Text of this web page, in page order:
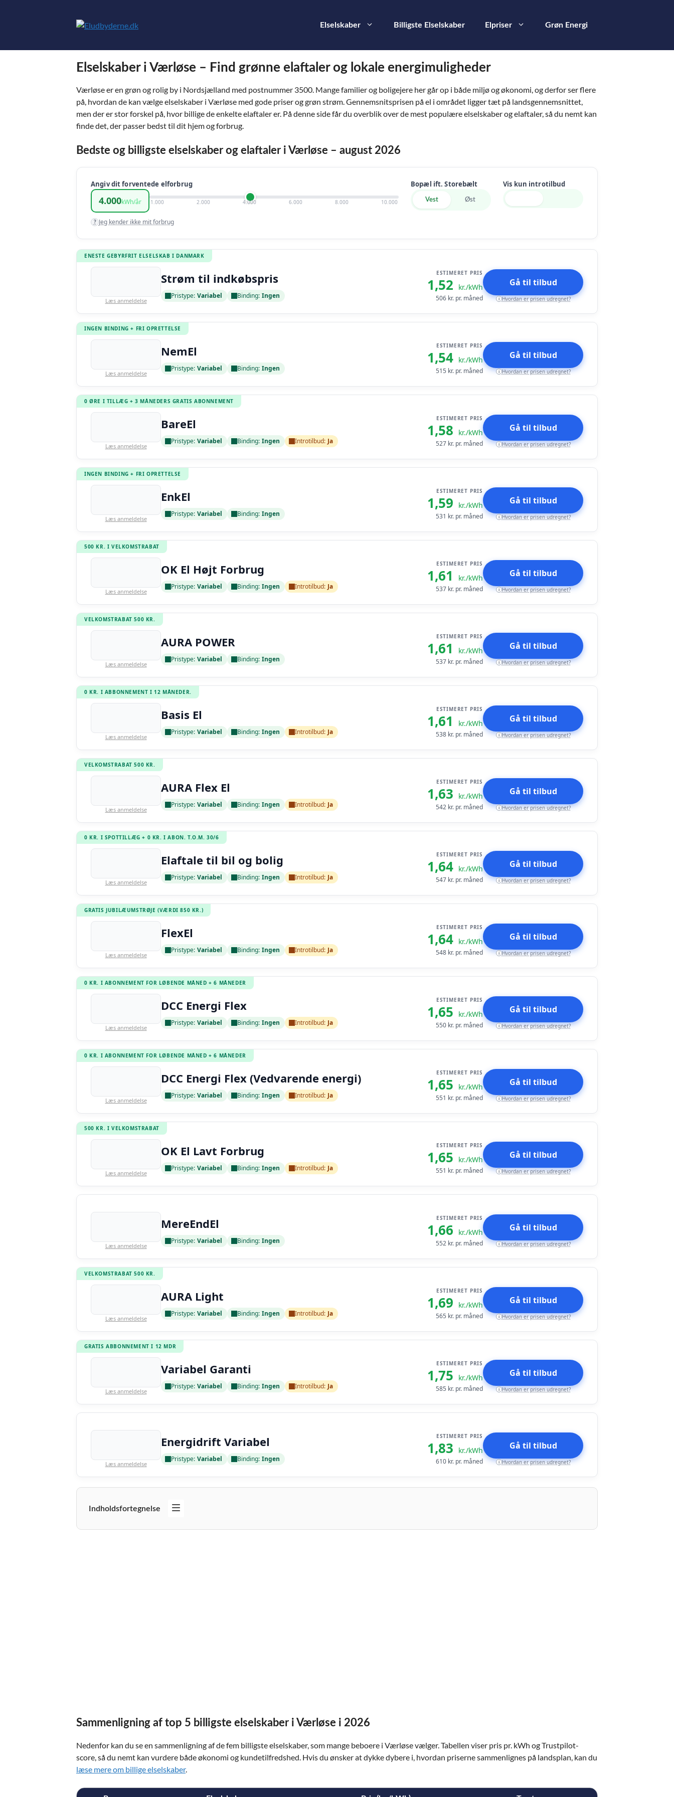
Elselskaber Billigste Elselskaber Elpriser Grøn Energi
Elselskaber i Værløse – Find grønne elaftaler og lokale energimuligheder
Værløse er en grøn og rolig by i Nordsjælland med postnummer 3500. Mange familier og boligejere her går op i både miljø og økonomi, og derfor ser flere
på, hvordan de kan vælge elselskaber i Værløse med gode priser og grøn strøm. Gennemsnitsprisen på el i området ligger tæt på landsgennemsnittet,
men der er stor forskel på, hvor billige de enkelte elaftaler er. På denne side får du overblik over de mest populære elselskaber og elaftaler, så du nemt kan
finde det, der passer bedst til dit hjem og forbrug.
Bedste og billigste elselskaber og elaftaler i Værløse – august 2026
Angiv dit forventede elforbrug
4.000kWh/år 1.000 2.000 4.000 6.000 8.000 10.000
? Jeg kender ikke mit forbrug
Bopæl ift. Storebælt
Vest Øst
Vis kun introtilbud
ENESTE GEBYRFRIT ELSELSKAB I DANMARK
Læs anmeldelse
Strøm til indkøbspris
Pristype: Variabel Binding: Ingen
ESTIMERET PRIS
1,52 kr./kWh
506 kr. pr. måned
Gå til tilbud
i Hvordan er prisen udregnet?
INGEN BINDING + FRI OPRETTELSE
Læs anmeldelse
NemEl
Pristype: Variabel Binding: Ingen
ESTIMERET PRIS
1,54 kr./kWh
515 kr. pr. måned
Gå til tilbud
i Hvordan er prisen udregnet?
0 ØRE I TILLÆG + 3 MÅNEDERS GRATIS ABONNEMENT
Læs anmeldelse
BareEl
Pristype: Variabel Binding: Ingen Introtilbud: Ja
ESTIMERET PRIS
1,58 kr./kWh
527 kr. pr. måned
Gå til tilbud
i Hvordan er prisen udregnet?
INGEN BINDING + FRI OPRETTELSE
Læs anmeldelse
EnkEl
Pristype: Variabel Binding: Ingen
ESTIMERET PRIS
1,59 kr./kWh
531 kr. pr. måned
Gå til tilbud
i Hvordan er prisen udregnet?
500 KR. I VELKOMSTRABAT
Læs anmeldelse
OK El Højt Forbrug
Pristype: Variabel Binding: Ingen Introtilbud: Ja
ESTIMERET PRIS
1,61 kr./kWh
537 kr. pr. måned
Gå til tilbud
i Hvordan er prisen udregnet?
VELKOMSTRABAT 500 KR.
Læs anmeldelse
AURA POWER
Pristype: Variabel Binding: Ingen
ESTIMERET PRIS
1,61 kr./kWh
537 kr. pr. måned
Gå til tilbud
i Hvordan er prisen udregnet?
0 KR. I ABBONNEMENT I 12 MÅNEDER.
Læs anmeldelse
Basis El
Pristype: Variabel Binding: Ingen Introtilbud: Ja
ESTIMERET PRIS
1,61 kr./kWh
538 kr. pr. måned
Gå til tilbud
i Hvordan er prisen udregnet?
VELKOMSTRABAT 500 KR.
Læs anmeldelse
AURA Flex El
Pristype: Variabel Binding: Ingen Introtilbud: Ja
ESTIMERET PRIS
1,63 kr./kWh
542 kr. pr. måned
Gå til tilbud
i Hvordan er prisen udregnet?
0 KR. I SPOTTILLÆG + 0 KR. I ABON. T.O.M. 30/6
Læs anmeldelse
Elaftale til bil og bolig
Pristype: Variabel Binding: Ingen Introtilbud: Ja
ESTIMERET PRIS
1,64 kr./kWh
547 kr. pr. måned
Gå til tilbud
i Hvordan er prisen udregnet?
GRATIS JUBILÆUMSTRØJE (VÆRDI 850 KR.)
Læs anmeldelse
FlexEl
Pristype: Variabel Binding: Ingen Introtilbud: Ja
ESTIMERET PRIS
1,64 kr./kWh
548 kr. pr. måned
Gå til tilbud
i Hvordan er prisen udregnet?
0 KR. I ABONNEMENT FOR LØBENDE MÅNED + 6 MÅNEDER
Læs anmeldelse
DCC Energi Flex
Pristype: Variabel Binding: Ingen Introtilbud: Ja
ESTIMERET PRIS
1,65 kr./kWh
550 kr. pr. måned
Gå til tilbud
i Hvordan er prisen udregnet?
0 KR. I ABONNEMENT FOR LØBENDE MÅNED + 6 MÅNEDER
Læs anmeldelse
DCC Energi Flex (Vedvarende energi)
Pristype: Variabel Binding: Ingen Introtilbud: Ja
ESTIMERET PRIS
1,65 kr./kWh
551 kr. pr. måned
Gå til tilbud
i Hvordan er prisen udregnet?
500 KR. I VELKOMSTRABAT
Læs anmeldelse
OK El Lavt Forbrug
Pristype: Variabel Binding: Ingen Introtilbud: Ja
ESTIMERET PRIS
1,65 kr./kWh
551 kr. pr. måned
Gå til tilbud
i Hvordan er prisen udregnet?
Læs anmeldelse
MereEndEl
Pristype: Variabel Binding: Ingen
ESTIMERET PRIS
1,66 kr./kWh
552 kr. pr. måned
Gå til tilbud
i Hvordan er prisen udregnet?
VELKOMSTRABAT 500 KR.
Læs anmeldelse
AURA Light
Pristype: Variabel Binding: Ingen Introtilbud: Ja
ESTIMERET PRIS
1,69 kr./kWh
565 kr. pr. måned
Gå til tilbud
i Hvordan er prisen udregnet?
GRATIS ABBONNEMENT I 12 MDR
Læs anmeldelse
Variabel Garanti
Pristype: Variabel Binding: Ingen Introtilbud: Ja
ESTIMERET PRIS
1,75 kr./kWh
585 kr. pr. måned
Gå til tilbud
i Hvordan er prisen udregnet?
Læs anmeldelse
Energidrift Variabel
Pristype: Variabel Binding: Ingen
ESTIMERET PRIS
1,83 kr./kWh
610 kr. pr. måned
Gå til tilbud
i Hvordan er prisen udregnet?
Indholdsfortegnelse
Sammenligning af top 5 billigste elselskaber i Værløse i 2026
Nedenfor kan du se en sammenligning af de fem billigste elselskaber, som mange beboere i Værløse vælger. Tabellen viser pris pr. kWh og Trustpilot-
score, så du nemt kan vurdere både økonomi og kundetilfredshed. Hvis du ønsker at dykke dybere i, hvordan priserne sammenlignes på landsplan, kan du
læse mere om billige elselskaber.